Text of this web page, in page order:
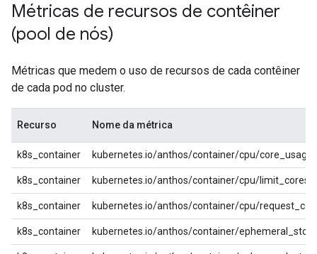
Métricas de recursos de contêiner
(pool de nós)
Métricas que medem o uso de recursos de cada contêiner
de cada pod no cluster.
Recurso Nome da métrica
k8s_container kubernetes.io/anthos/container/cpu/
k8s_container kubernetes.io/anthos/container/cpu/limit_cores
k8s_container kubernetes.io/anthos/container/cpu/
k8s_container kubernetes.io/anthos/container/